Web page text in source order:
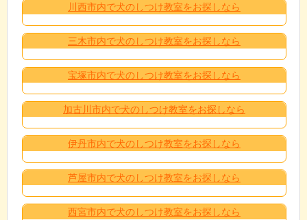
川西市内で犬のしつけ教室をお探しなら
三木市内で犬のしつけ教室をお探しなら
宝塚市内で犬のしつけ教室をお探しなら
加古川市内で犬のしつけ教室をお探しなら
伊丹市内で犬のしつけ教室をお探しなら
芦屋市内で犬のしつけ教室をお探しなら
西宮市内で犬のしつけ教室をお探しなら